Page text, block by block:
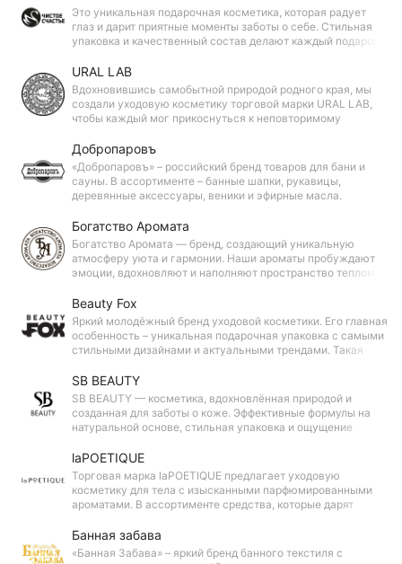
Это уникальная подарочная косметика, которая радует
глаз и дарит приятные моменты заботы о себе. Стильная
упаковка и качественный состав делают каждый подарок
URAL LAB
Вдохновившись самобытной природой родного края, мы
создали уходовую косметику торговой марки URAL LAB,
чтобы каждый мог прикоснуться к неповторимому
Добропаровъ
«Добропаровъ» – российский бренд товаров для бани и
сауны. В ассортименте – банные шапки, рукавицы,
деревянные аксессуары, веники и эфирные масла.
традиционное качество и современный дизайн.
Богатство Аромата
Богатство Аромата — бренд, создающий уникальную
атмосферу уюта и гармонии. Наши ароматы пробуждают
эмоции, вдохновляют и наполняют пространство теплом,
спокойствия.
Beauty Fox
Яркий молодёжный бренд уходовой косметики. Его главная
особенность – уникальная подарочная упаковка с самыми
стильными дизайнами и актуальными трендами. Такая
подарком для любого повода и на любой праздник.
SB BEAUTY
SB BEAUTY — косметика, вдохновлённая природой и
созданная для заботы о коже. Эффективные формулы на
натуральной основе, стильная упаковка и ощущение
собой вместе с SB BEAUTY.
laPOETIQUE
Торговая марка laPOETIQUE предлагает уходовую
косметику для тела с изысканными парфюмированными
ароматами. В ассортименте средства, которые дарят
ощущение комфорта и приятный аромат на долгое время.
Банная забава
«Банная Забава» – яркий бренд банного текстиля с